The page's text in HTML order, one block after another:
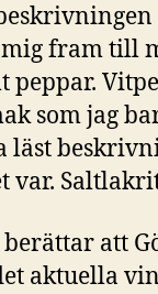
fram till
peppar.
som jag
läst
var.
att
aktuella